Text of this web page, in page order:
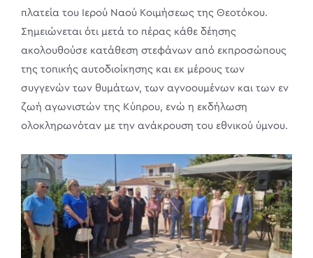
πλατεία του Ιερού Ναού Κοιμήσεως της Θεοτόκου.
Σημειώνεται ότι μετά το πέρας κάθε δέησης
ακολουθούσε κατάθεση στεφάνων από εκπροσώπους
της τοπικής αυτοδιοίκησης και εκ μέρους των
συγγενών των θυμάτων, των αγνοουμένων και των εν
ζωή αγωνιστών της Κύπρου, ενώ η εκδήλωση
ολοκληρωνόταν με την ανάκρουση του εθνικού ύμνου.